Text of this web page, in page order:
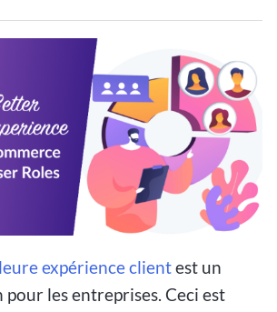
expérience clientest un
les entreprises. Ceci est